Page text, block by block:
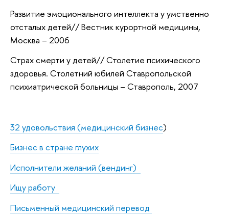
Развитие эмоционального интеллекта у умственно
отсталых детей// Вестник курортной медицины,
Москва – 2006
Страх смерти у детей// Столетие психического
здоровья. Столетний юбилей Ставропольской
психиатрической больницы – Ставрополь, 2007
32 удовольствия (медицинский бизнес)
Бизнес в стране глухих
Исполнители желаний (вендинг)
Ищу работу
Письменный медицинский перевод